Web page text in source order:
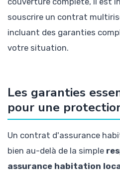
souscrire un contrat
incluant des garanties
votre situation.
Les garanties
pour une
Un contrat d'assurance
bien au-delà de la simple
assurance habitation